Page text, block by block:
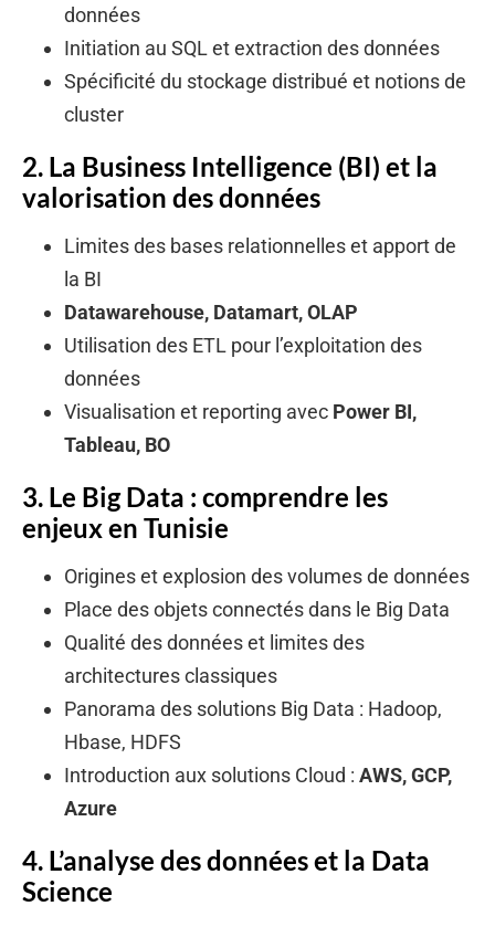
données
Initiation au SQL et extraction des données
Spécificité du stockage distribué et notions de
cluster
2. La Business Intelligence (BI) et la
valorisation des données
Limites des bases relationnelles et apport de
la BI
Datawarehouse, Datamart, OLAP
Utilisation des ETL pour l’exploitation des
données
Visualisation et reporting avec Power BI,
Tableau, BO
3. Le Big Data : comprendre les
enjeux en Tunisie
Origines et explosion des volumes de données
Place des objets connectés dans le Big Data
Qualité des données et limites des
architectures classiques
Panorama des solutions Big Data : Hadoop,
Hbase, HDFS
Introduction aux solutions Cloud : AWS, GCP,
Azure
4. L’analyse des données et la Data
Science